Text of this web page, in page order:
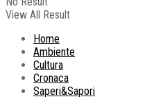
View All Result
Home
Ambiente
Cultura
Cronaca
Saperi&Sapori